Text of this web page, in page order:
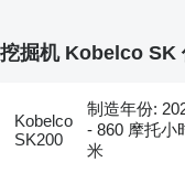
挖掘机 Kobelco SK
Kobelco
SK200
制造年份:
- 860 摩托小
米